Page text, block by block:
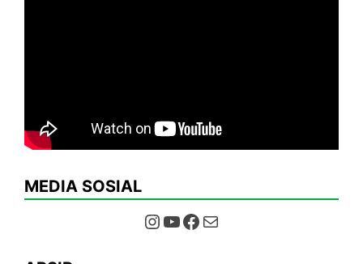
MEDIA SOSIAL
Instagram YouTube Facebook Mail